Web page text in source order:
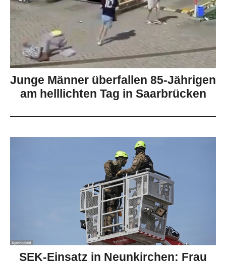
Junge Männer überfallen 85-Jährigen
am helllichten Tag in Saarbrücken
SEK-Einsatz in Neunkirchen: Frau